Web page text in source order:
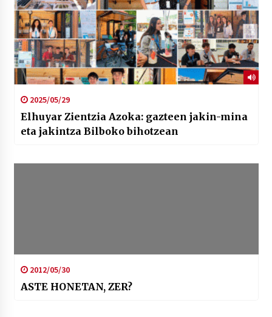
2025/05/29
Elhuyar Zientzia Azoka: gazteen jakin-mina
eta jakintza Bilboko bihotzean
2012/05/30
ASTE HONETAN, ZER?